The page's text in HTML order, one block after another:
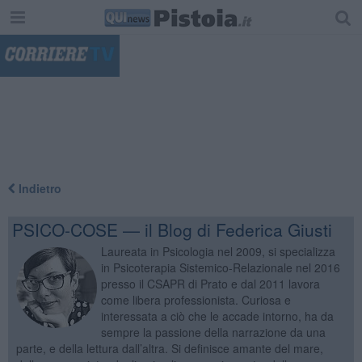
Indietro
PSICO-COSE — il Blog di Federica Giusti
Laureata in Psicologia nel 2009, si specializza
in Psicoterapia Sistemico-Relazionale nel 2016
presso il CSAPR di Prato e dal 2011 lavora
come libera professionista. Curiosa e
interessata a ciò che le accade intorno, ha da
sempre la passione della narrazione da una
parte, e della lettura dall’altra. Si definisce amante del mare,